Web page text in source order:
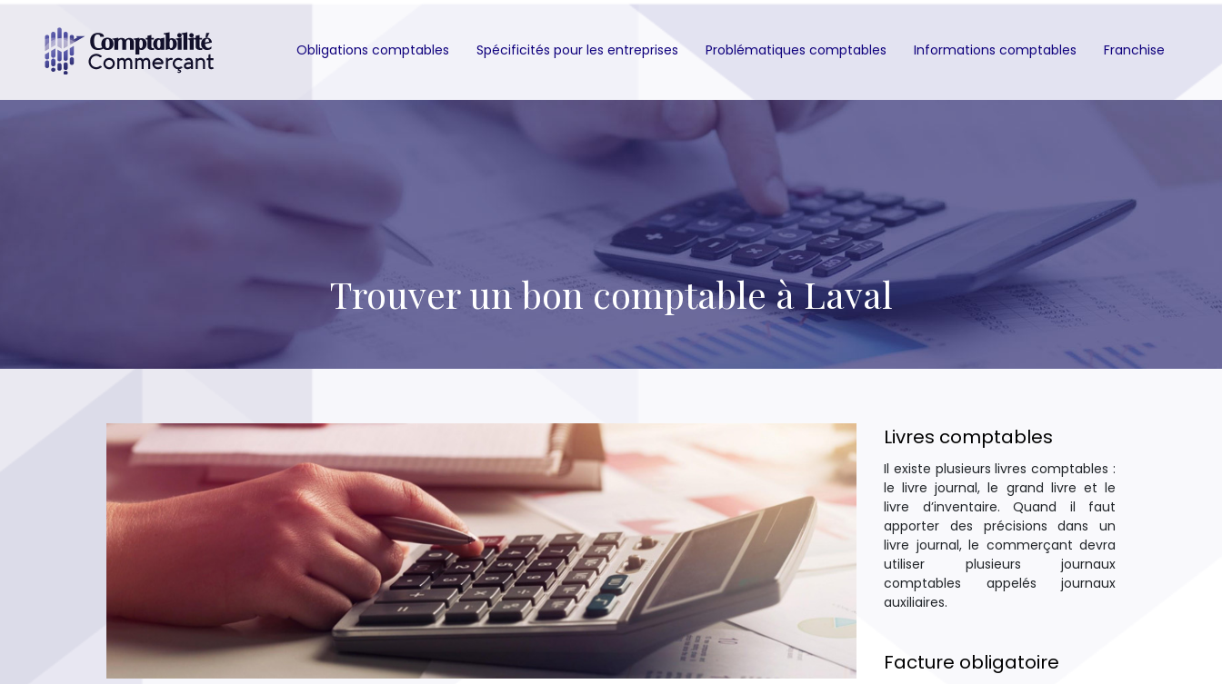
Obligations comptables Spécificités pour les entreprises Problématiques comptables Informations comptables Franchise
Trouver un bon comptable à Laval
Livres comptables
Il existe plusieurs livres comptables :
le livre journal, le grand livre et le
livre d’inventaire. Quand il faut
apporter des précisions dans un
livre journal, le commerçant devra
utiliser plusieurs journaux
comptables appelés journaux
auxiliaires.
Facture obligatoire